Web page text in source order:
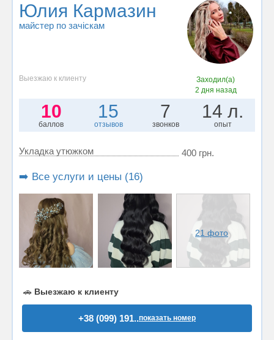
Юлия Кармазин
майстер по зачіскам
Выезжаю к клиенту
Заходил(а)
2 дня назад
10
баллов
15
отзывов
7
звонков
14 л.
опыт
Укладка утюжком 400 грн.
➡️ Все услуги и цены (16)
21 фото
🚗 Выезжаю к клиенту
+38 (099) 191..показать номер